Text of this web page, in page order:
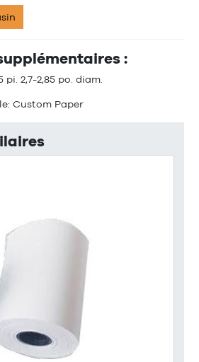
:
pi. 2,7-2,85 po. diam.
Custom Paper